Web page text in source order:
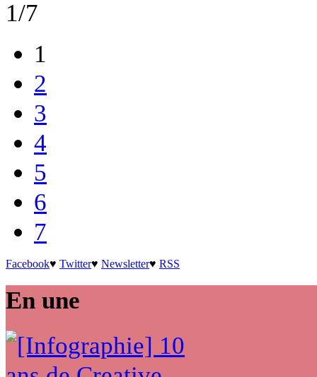
1/7
1
2
3
4
5
6
7
Facebook♥ Twitter♥ Newsletter♥ RSS
En une